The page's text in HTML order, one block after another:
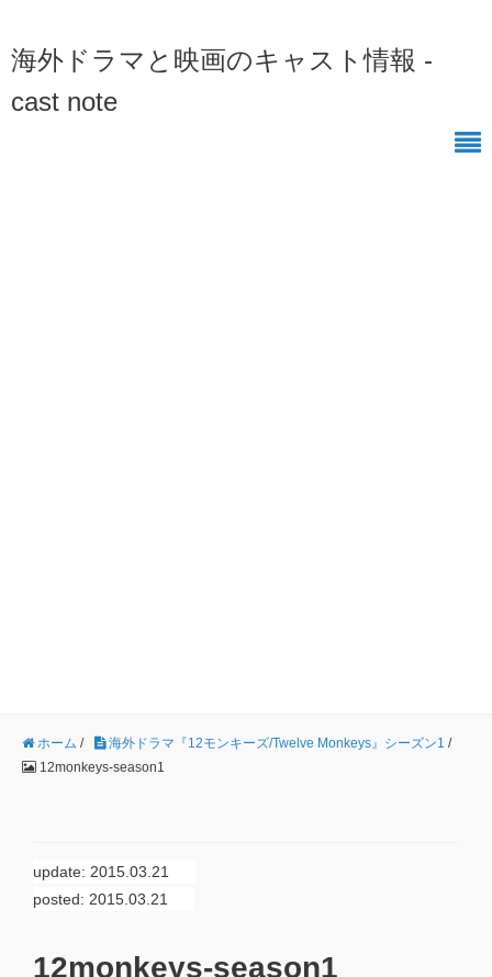
海外ドラマと映画のキャスト情報 -
cast note
ホーム / 海外ドラマ『12モンキーズ/Twelve Monkeys』シーズン1 /
12monkeys-season1
update: 2015.03.21
posted: 2015.03.21
12monkeys-season1